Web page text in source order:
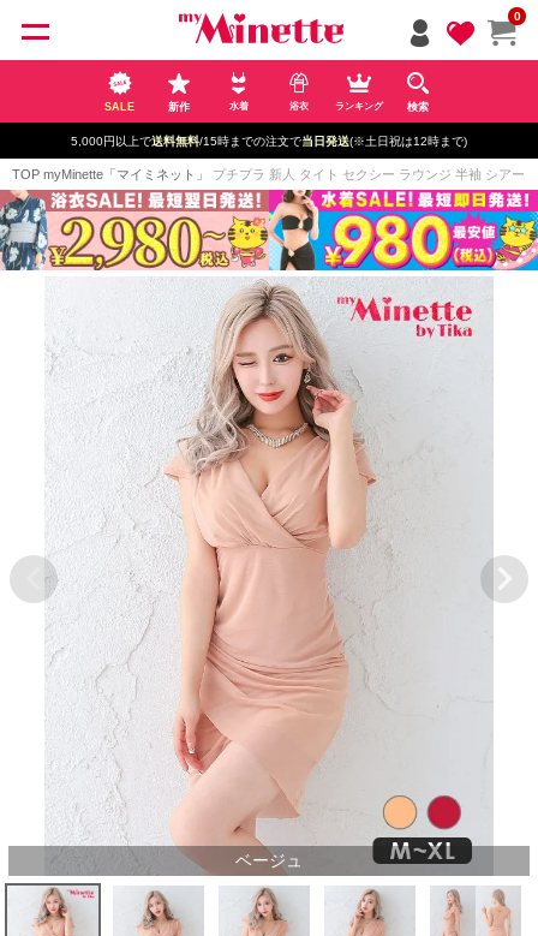
0
SALE 新作 水着 浴衣 ランキング 検索
5,000円以上で送料無料/15時までの注文で当日発送(※土日祝は12時まで)
TOP myMinette「マイミネット」 プチプラ 新人 タイト セクシー ラウンジ 半袖 シアー
ベージュ
ペー
ジト
ップ